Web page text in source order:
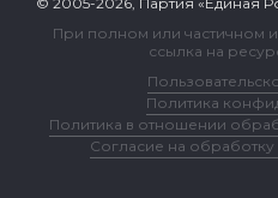
При полном или частичном
ссылка на
Политика
Политика в отношении
Согласие на